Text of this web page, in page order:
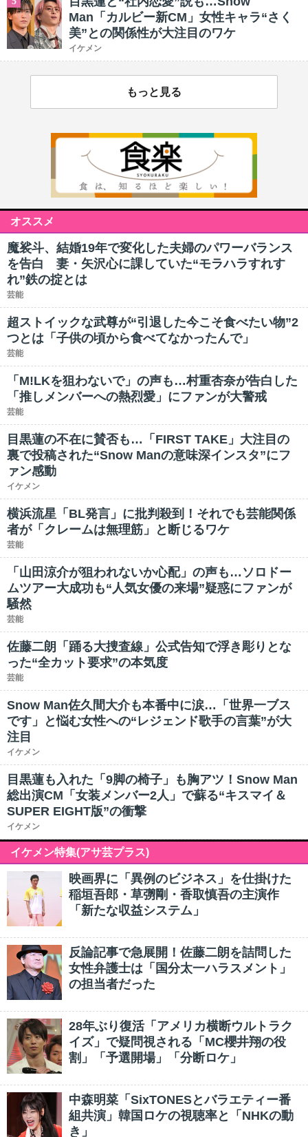
Man「カルビー新CM」女性キャラ“さく
美”との関係性が大注目のワケ
イケメン
もっと見る
オススメ
魔裟斗、結婚19年で変化した夫婦のパワーバランス
を告白 妻・矢沢心に課していた“モラハラすれす
れ”鉄の掟とは
芸能
超ストイックな武尊が“引退した今こそ食べたい物”2
つとは「子供の頃から食べてなかったんで」
芸能
「M!LKを狙わないで」の声も…村重杏奈が告白した
「推しメンバーへの熱烈愛」にファンが大警戒
芸能
目黒蓮の不在に賛否も…「FIRST TAKE」大注目の
裏で投稿された“Snow Manの意味深インスタ”にフ
ァン感動
イケメン
横浜流星「BL発言」に批判殺到！それでも芸能関係
者が「クレームは無理筋」と断じるワケ
芸能
「山田涼介が狙われないか心配」の声も…ソロドー
ムツアー大成功も“人気女優の来場”疑惑にファンが
騒然
芸能
佐藤二朗「踊る大捜査線」公式告知で浮き彫りとな
った“全カット要求”の本気度
芸能
Snow Man佐久間大介も本番中に涙…「世界一ブス
です」と悩む女性への“レジェンド歌手の言葉”が大
注目
イケメン
目黒蓮も入れた「9脚の椅子」も胸アツ！Snow Man
総出演CM「女装メンバー2人」で蘇る“キスマイ＆
SUPER EIGHT版”の衝撃
イケメン
イケメン特集(アサ芸プラス)
映画界に「異例のビジネス」を仕掛けた
稲垣吾郎・草彅剛・香取慎吾の主演作
「新たな収益システム」
反論記事で急展開！佐藤二朗を詰問した
女性弁護士は「国分太一ハラスメント」
の担当者だった
28年ぶり復活「アメリカ横断ウルトラク
イズ」で疑問視される「MC櫻井翔の役
割」「予選開場」「分断ロケ」
中森明菜「SixTONESとバラエティー番
組共演」韓国ロケの視聴率と「NHKの動
き」